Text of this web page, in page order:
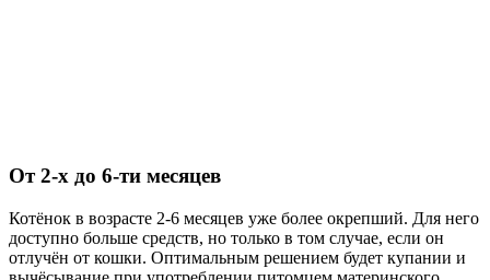
От 2-х до 6-ти месяцев
Котёнок в возрасте 2-6 месяцев уже более окрепший. Для него
доступно больше средств, но только в том случае, если он
отлучён от кошки. Оптимальным решением будет купании и